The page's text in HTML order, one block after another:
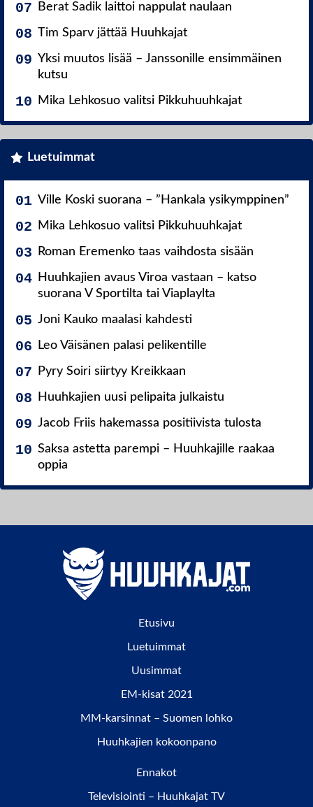
Berat Sadik laittoi nappulat naulaan
Tim Sparv jättää Huuhkajat
Yksi muutos lisää – Janssonille ensimmäinen
kutsu
Mika Lehkosuo valitsi Pikkuhuuhkajat
Luetuimmat
Ville Koski suorana – ”Hankala ysikymppinen”
Mika Lehkosuo valitsi Pikkuhuuhkajat
Roman Eremenko taas vaihdosta sisään
Huuhkajien avaus Viroa vastaan – katso
suorana V Sportilta tai Viaplaylta
Joni Kauko maalasi kahdesti
Leo Väisänen palasi pelikentille
Pyry Soiri siirtyy Kreikkaan
Huuhkajien uusi pelipaita julkaistu
Jacob Friis hakemassa positiivista tulosta
Saksa astetta parempi – Huuhkajille raakaa
oppia
Etusivu
Luetuimmat
Uusimmat
EM-kisat 2021
MM-karsinnat – Suomen lohko
Huuhkajien kokoonpano
Ennakot
Televisiointi – Huuhkajat TV